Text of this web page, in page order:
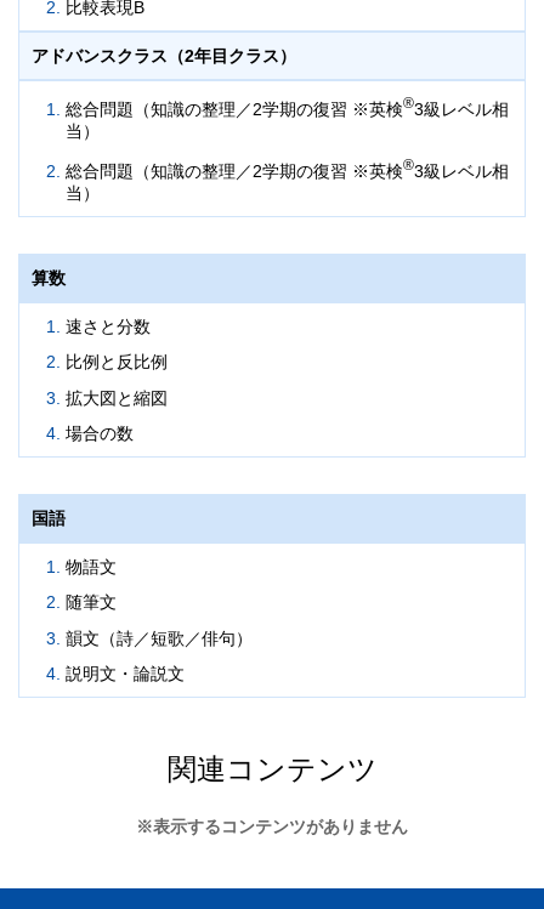
比較表現B
アドバンスクラス（2年目クラス）
総合問題（知識の整理／2学期の復習 ※英検®3級レベル相
当）
総合問題（知識の整理／2学期の復習 ※英検®3級レベル相
当）
算数
速さと分数
比例と反比例
拡大図と縮図
場合の数
国語
物語文
随筆文
韻文（詩／短歌／俳句）
説明文・論説文
関連コンテンツ
※表示するコンテンツがありません